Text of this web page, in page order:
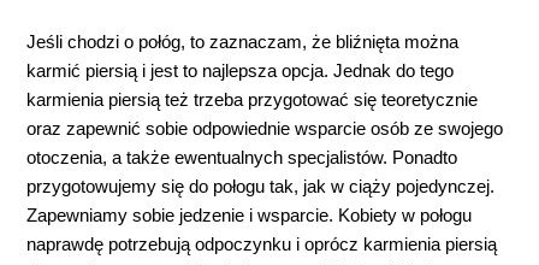
Jeśli chodzi o połóg, to zaznaczam, że bliźnięta można
karmić piersią i jest to najlepsza opcja. Jednak do tego
karmienia piersią też trzeba przygotować się teoretycznie
oraz zapewnić sobie odpowiednie wsparcie osób ze swojego
otoczenia, a także ewentualnych specjalistów. Ponadto
przygotowujemy się do połogu tak, jak w ciąży pojedynczej.
Zapewniamy sobie jedzenie i wsparcie. Kobiety w połogu
naprawdę potrzebują odpoczynku i oprócz karmienia piersią